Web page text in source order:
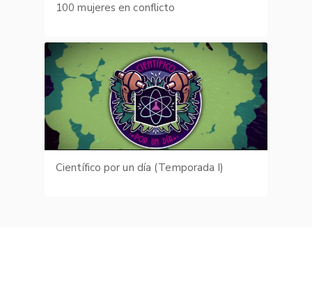
100 mujeres en conflicto
Científico por un día (Temporada I)